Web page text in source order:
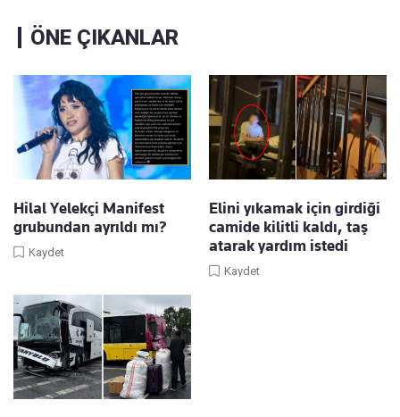
ÖNE ÇIKANLAR
Hilal Yelekçi Manifest
grubundan ayrıldı mı?
Kaydet
Elini yıkamak için girdiği
camide kilitli kaldı, taş
atarak yardım istedi
Kaydet